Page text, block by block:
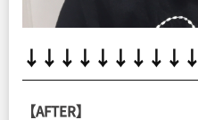
↓↓↓↓↓↓↓↓↓↓
【AFTER】